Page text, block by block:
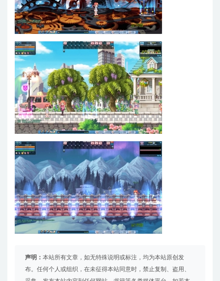
声明： 本站所有文章，如无特殊说明或标注，均为本站原创发
布。任何个人或组织，在未征得本站同意时，禁止复制、盗用、